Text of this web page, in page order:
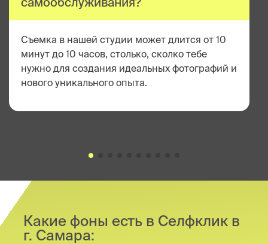
Съемка в нашей студии может длится от 10
минут до 10 часов, столько, сколко тебе
нужно для создания идеальных фотографий и
нового уникального опыта.
Какие фоны есть в Селфклик в
г. Самара: